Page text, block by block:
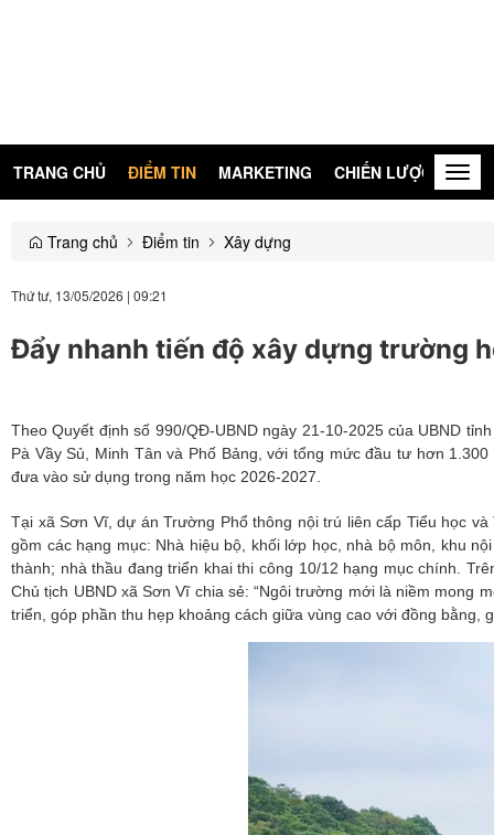
TRANG CHỦ ĐIỂM TIN MARKETING CHIẾN LƯỢC
Trang chủ Điểm tin Xây dựng
Thứ tư, 13/05/2026 | 09:21
Đẩy nhanh tiến độ xây dựng trường
Theo Quyết định số 990/QĐ-UBND ngày 21-10-2025 của UBND
Pà Vầy Sủ, Minh Tân và Phố Bảng, với tổng mức đầu tư hơn
đưa vào sử dụng trong năm học 2026-2027.
Tại xã Sơn Vĩ, dự án Trường Phổ thông nội trú liên cấp Tiểu học
gồm các hạng mục: Nhà hiệu bộ, khối lớp học, nhà bộ môn, khu
thành; nhà thầu đang triển khai thi công 10/12 hạng mục chính.
Chủ tịch UBND xã Sơn Vĩ chia sẻ: “Ngôi trường mới là niềm mong
triển, góp phần thu hẹp khoảng cách giữa vùng cao với đồng bằng,